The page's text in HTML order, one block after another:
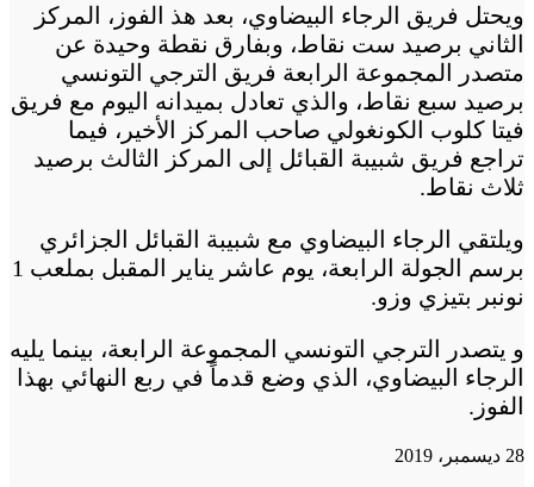
ويحتل فريق الرجاء البيضاوي، بعد هذ الفوز، المركز
الثاني برصيد ست نقاط، وبفارق نقطة وحيدة عن
متصدر المجموعة الرابعة فريق الترجي التونسي
برصيد سبع نقاط، والذي تعادل بميدانه اليوم مع فريق
فيتا كلوب الكونغولي صاحب المركز الأخير، فيما
تراجع فريق شبيبة القبائل إلى المركز الثالث برصيد
ثلاث نقاط.
ويلتقي الرجاء البيضاوي مع شبيبة القبائل الجزائري
برسم الجولة الرابعة، يوم عاشر يناير المقبل بملعب 1
نونبر بتيزي وزو.
و يتصدر الترجي التونسي المجموعة الرابعة، بينما يليه
الرجاء البيضاوي، الذي وضع قدماً في ربع النهائي بهذا
الفوز.
28 ديسمبر، 2019